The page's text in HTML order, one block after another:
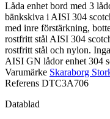
Låda enhet bord med 3
bänkskiva i AISI 304
med inre förstärkning,
rostfritt stål AISI 304
rostfritt stål och nylon.
AISI GN lådor enhet 304
Varumärke Skaraborg
Referens DTC3A706
Datablad